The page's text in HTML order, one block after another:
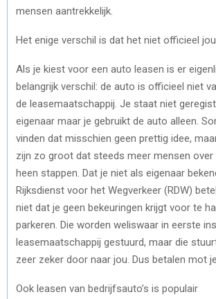
mensen aantrekkelijk.
Het enige verschil is dat het niet officieel
Als je kiest voor een auto leasen is er
belangrijk verschil: de auto is officieel niet
de leasemaatschappij. Je staat niet
eigenaar maar je gebruikt de auto alleen.
vinden dat misschien geen prettig idee,
zijn zo groot dat steeds meer mensen over
heen stappen. Dat je niet als eigenaar
Rijksdienst voor het Wegverkeer (RDW)
niet dat je geen bekeuringen krijgt voor te
parkeren. Die worden weliswaar in eerste
leasemaatschappij gestuurd, maar die
zeer zeker door naar jou. Dus betalen mot
Ook leasen van bedrijfsauto’s is populair